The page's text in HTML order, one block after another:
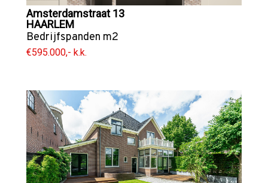
Amsterdamstraat 13
HAARLEM
Bedrijfspanden m2
€595.000,- k.k.